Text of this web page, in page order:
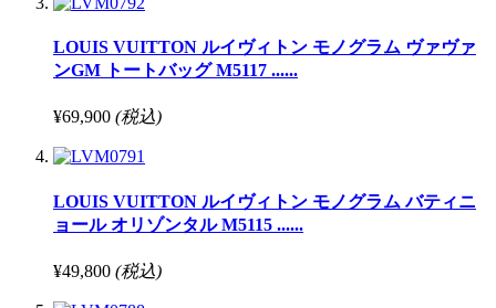
LOUIS VUITTON ルイヴィトン モノグラム ヴァヴァ
ンGM トートバッグ M5117 ......
¥69,900 (税込)
LOUIS VUITTON ルイヴィトン モノグラム バティニ
ョール オリゾンタル M5115 ......
¥49,800 (税込)